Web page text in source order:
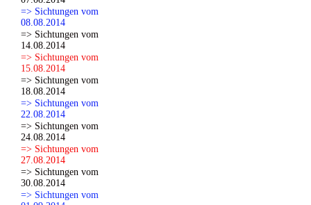
=> Sichtungen vom
08.08.2014
=> Sichtungen vom
14.08.2014
=> Sichtungen vom
15.08.2014
=> Sichtungen vom
18.08.2014
=> Sichtungen vom
22.08.2014
=> Sichtungen vom
24.08.2014
=> Sichtungen vom
27.08.2014
=> Sichtungen vom
30.08.2014
=> Sichtungen vom